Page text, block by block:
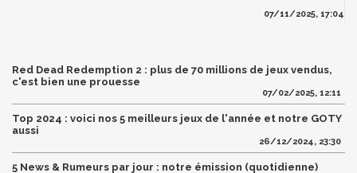
07/11/2025, 17:04
Red Dead Redemption 2 : plus de 70 millions de jeux vendus,
c'est bien une prouesse
07/02/2025, 12:11
Top 2024 : voici nos 5 meilleurs jeux de l'année et notre GOTY
aussi
26/12/2024, 23:30
5 News & Rumeurs par jour : notre émission (quotidienne)